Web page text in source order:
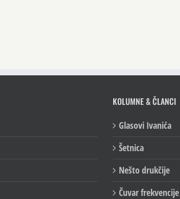
KOLUMNE & ČLANCI
Glasovi Ivanića
Šetnica
Nešto drukčije
Čuvar frekvencije